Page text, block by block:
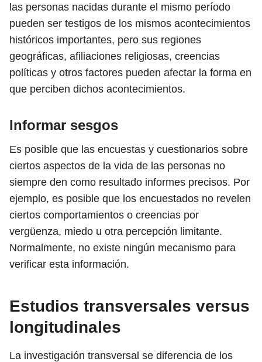
las personas nacidas durante el mismo período
pueden ser testigos de los mismos acontecimientos
históricos importantes, pero sus regiones
geográficas, afiliaciones religiosas, creencias
políticas y otros factores pueden afectar la forma en
que perciben dichos acontecimientos.
Informar sesgos
Es posible que las encuestas y cuestionarios sobre
ciertos aspectos de la vida de las personas no
siempre den como resultado informes precisos. Por
ejemplo, es posible que los encuestados no revelen
ciertos comportamientos o creencias por
vergüenza, miedo u otra percepción limitante.
Normalmente, no existe ningún mecanismo para
verificar esta información.
Estudios transversales versus
longitudinales
La investigación transversal se diferencia de los